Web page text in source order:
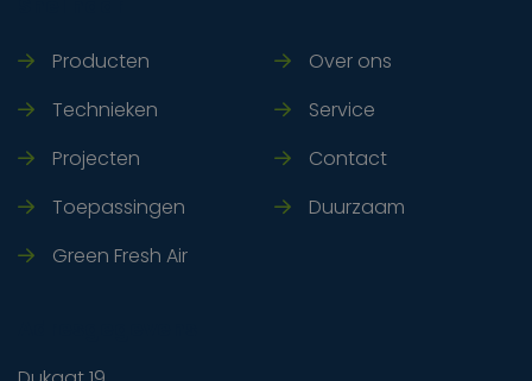
Producten
Technieken
Projecten
Toepassingen
Green Fresh Air
Over ons
Service
Contact
Duurzaam